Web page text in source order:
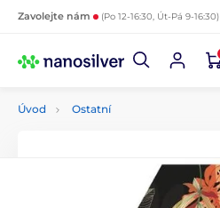
Zavolejte nám (Po 12-16:30, Út-Pá 9-16:30)
Úvod Ostatní